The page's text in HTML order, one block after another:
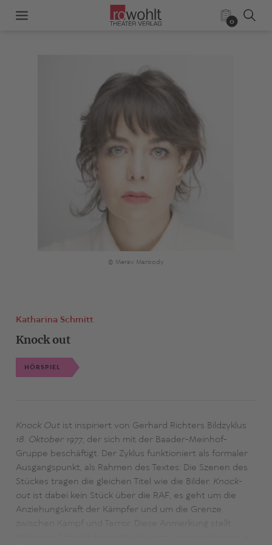
0
© Merav Maroody
Katharina Schmitt
Knock out
HÖRSPIEL
Knock Outist inspiriert von Gerhard Richters Bildzyklus
18. Oktober 1977, der sich mit der Baader-Meinhof-
Gruppe beschäftigt. Der Zyklus funktioniert als formaler
Ausgangspunkt, als Rahmen des Textes: Die Szenen des
Stückes tragen die gleichen Titel wie die Bilder. Knock-
outist dabei kein Stück über die RAF, es geht um die
Anziehungskraft der Kämpfer und um die Grenze
zwischen Kampf und Terror. Diese Anmerkung stellt